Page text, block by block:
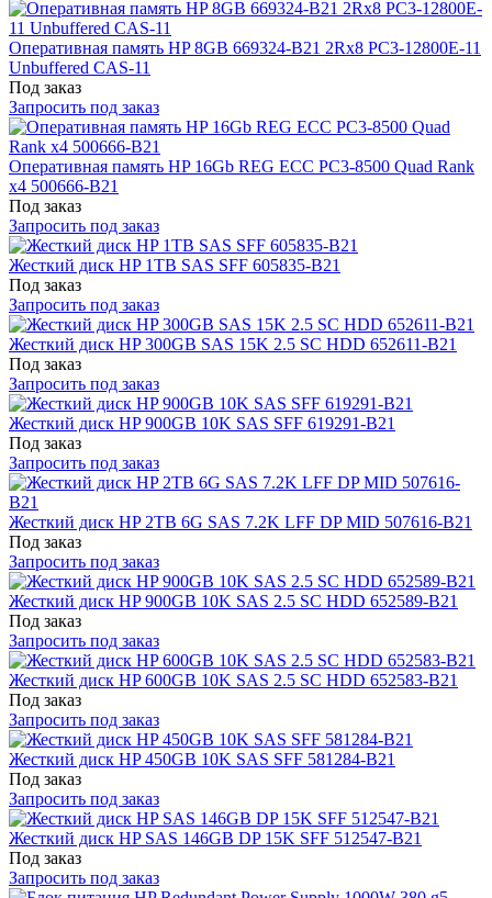
Оперативная память HP 8GB 669324-B21 2Rx8 PC3-12800E-11
Unbuffered CAS-11
Под заказ
Запросить под заказ
Оперативная память HP 16Gb REG ECC PC3-8500 Quad Rank
x4 500666-B21
Под заказ
Запросить под заказ
Жесткий диск HP 1TB SAS SFF 605835-B21
Под заказ
Запросить под заказ
Жесткий диск HP 300GB SAS 15K 2.5 SC HDD 652611-B21
Под заказ
Запросить под заказ
Жесткий диск HP 900GB 10K SAS SFF 619291-B21
Под заказ
Запросить под заказ
Жесткий диск HP 2TB 6G SAS 7.2K LFF DP MID 507616-B21
Под заказ
Запросить под заказ
Жесткий диск HP 900GB 10K SAS 2.5 SC HDD 652589-B21
Под заказ
Запросить под заказ
Жесткий диск HP 600GB 10K SAS 2.5 SC HDD 652583-B21
Под заказ
Запросить под заказ
Жесткий диск HP 450GB 10K SAS SFF 581284-B21
Под заказ
Запросить под заказ
Жесткий диск HP SAS 146GB DP 15K SFF 512547-B21
Под заказ
Запросить под заказ